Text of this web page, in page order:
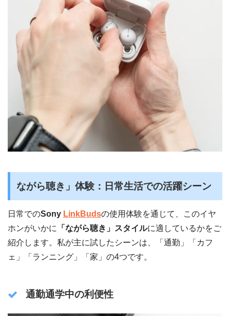
ながら聴き」体験：日常生活での活躍シーン
日常でのSony LinkBudsの使用体験を通じて、このイヤ
ホンがいかに
「ながら聴き」スタイルに適しているかをご
紹介します。私が主に試したシーンは、「通勤」「カフ
ェ」「ランニング」「家」の4つです。
通勤通学中の利便性